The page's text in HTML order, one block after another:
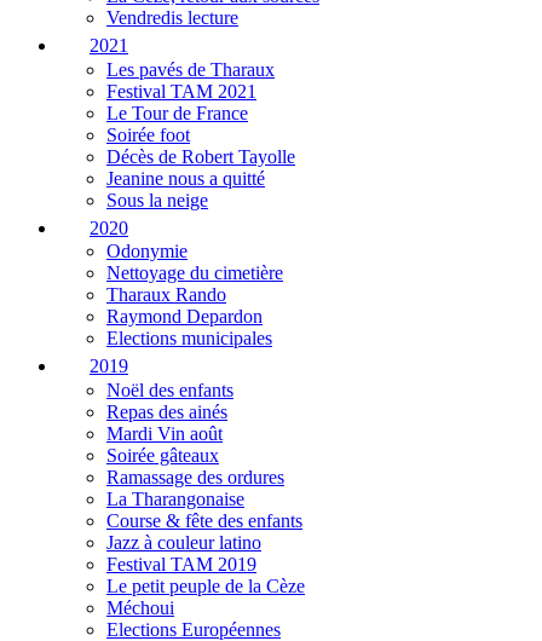
Vendredis lecture
2021
Les pavés de Tharaux
Festival TAM 2021
Le Tour de France
Soirée foot
Décès de Robert Tayolle
Jeanine nous a quitté
Sous la neige
2020
Odonymie
Nettoyage du cimetière
Tharaux Rando
Raymond Depardon
Elections municipales
2019
Noël des enfants
Repas des ainés
Mardi Vin août
Soirée gâteaux
Ramassage des ordures
La Tharangonaise
Course & fête des enfants
Jazz à couleur latino
Festival TAM 2019
Le petit peuple de la Cèze
Méchoui
Elections Européennes